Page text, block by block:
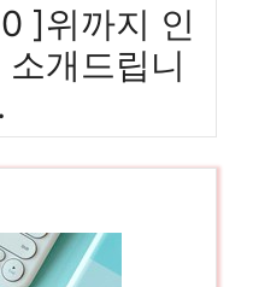
]위까지 인
개드립니